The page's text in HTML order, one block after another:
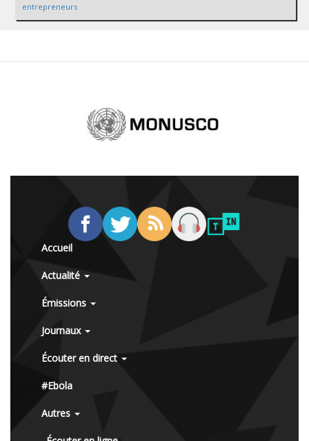
entrepreneurs
Accueil
Actualité
Émissions
Journaux
Écouter en direct
#Ebola
Autres